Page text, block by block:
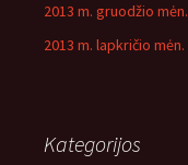
2013 m. gruodžio mėn.
2013 m. lapkričio mėn.
Kategorijos